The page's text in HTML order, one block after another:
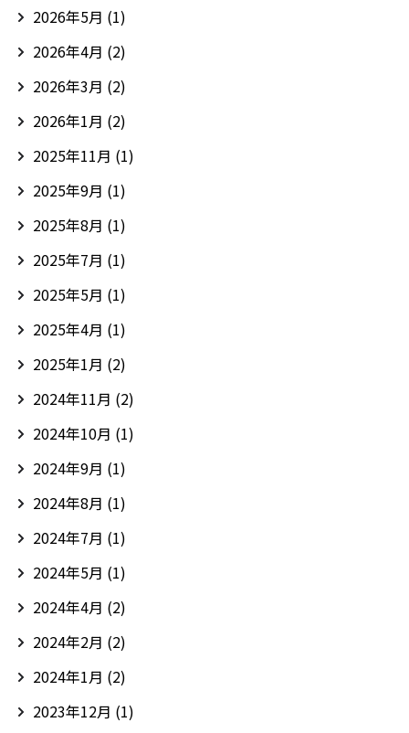
2026年5月 (1)
2026年4月 (2)
2026年3月 (2)
2026年1月 (2)
2025年11月 (1)
2025年9月 (1)
2025年8月 (1)
2025年7月 (1)
2025年5月 (1)
2025年4月 (1)
2025年1月 (2)
2024年11月 (2)
2024年10月 (1)
2024年9月 (1)
2024年8月 (1)
2024年7月 (1)
2024年5月 (1)
2024年4月 (2)
2024年2月 (2)
2024年1月 (2)
2023年12月 (1)